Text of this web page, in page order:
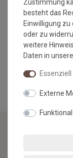
Bestellmengen
da der Rasen
Kunstrasen bei
Zustimmung
besteht das
Einwilligung
oder zu
weitere
Daten in
Essenziell
Externe
Funktional